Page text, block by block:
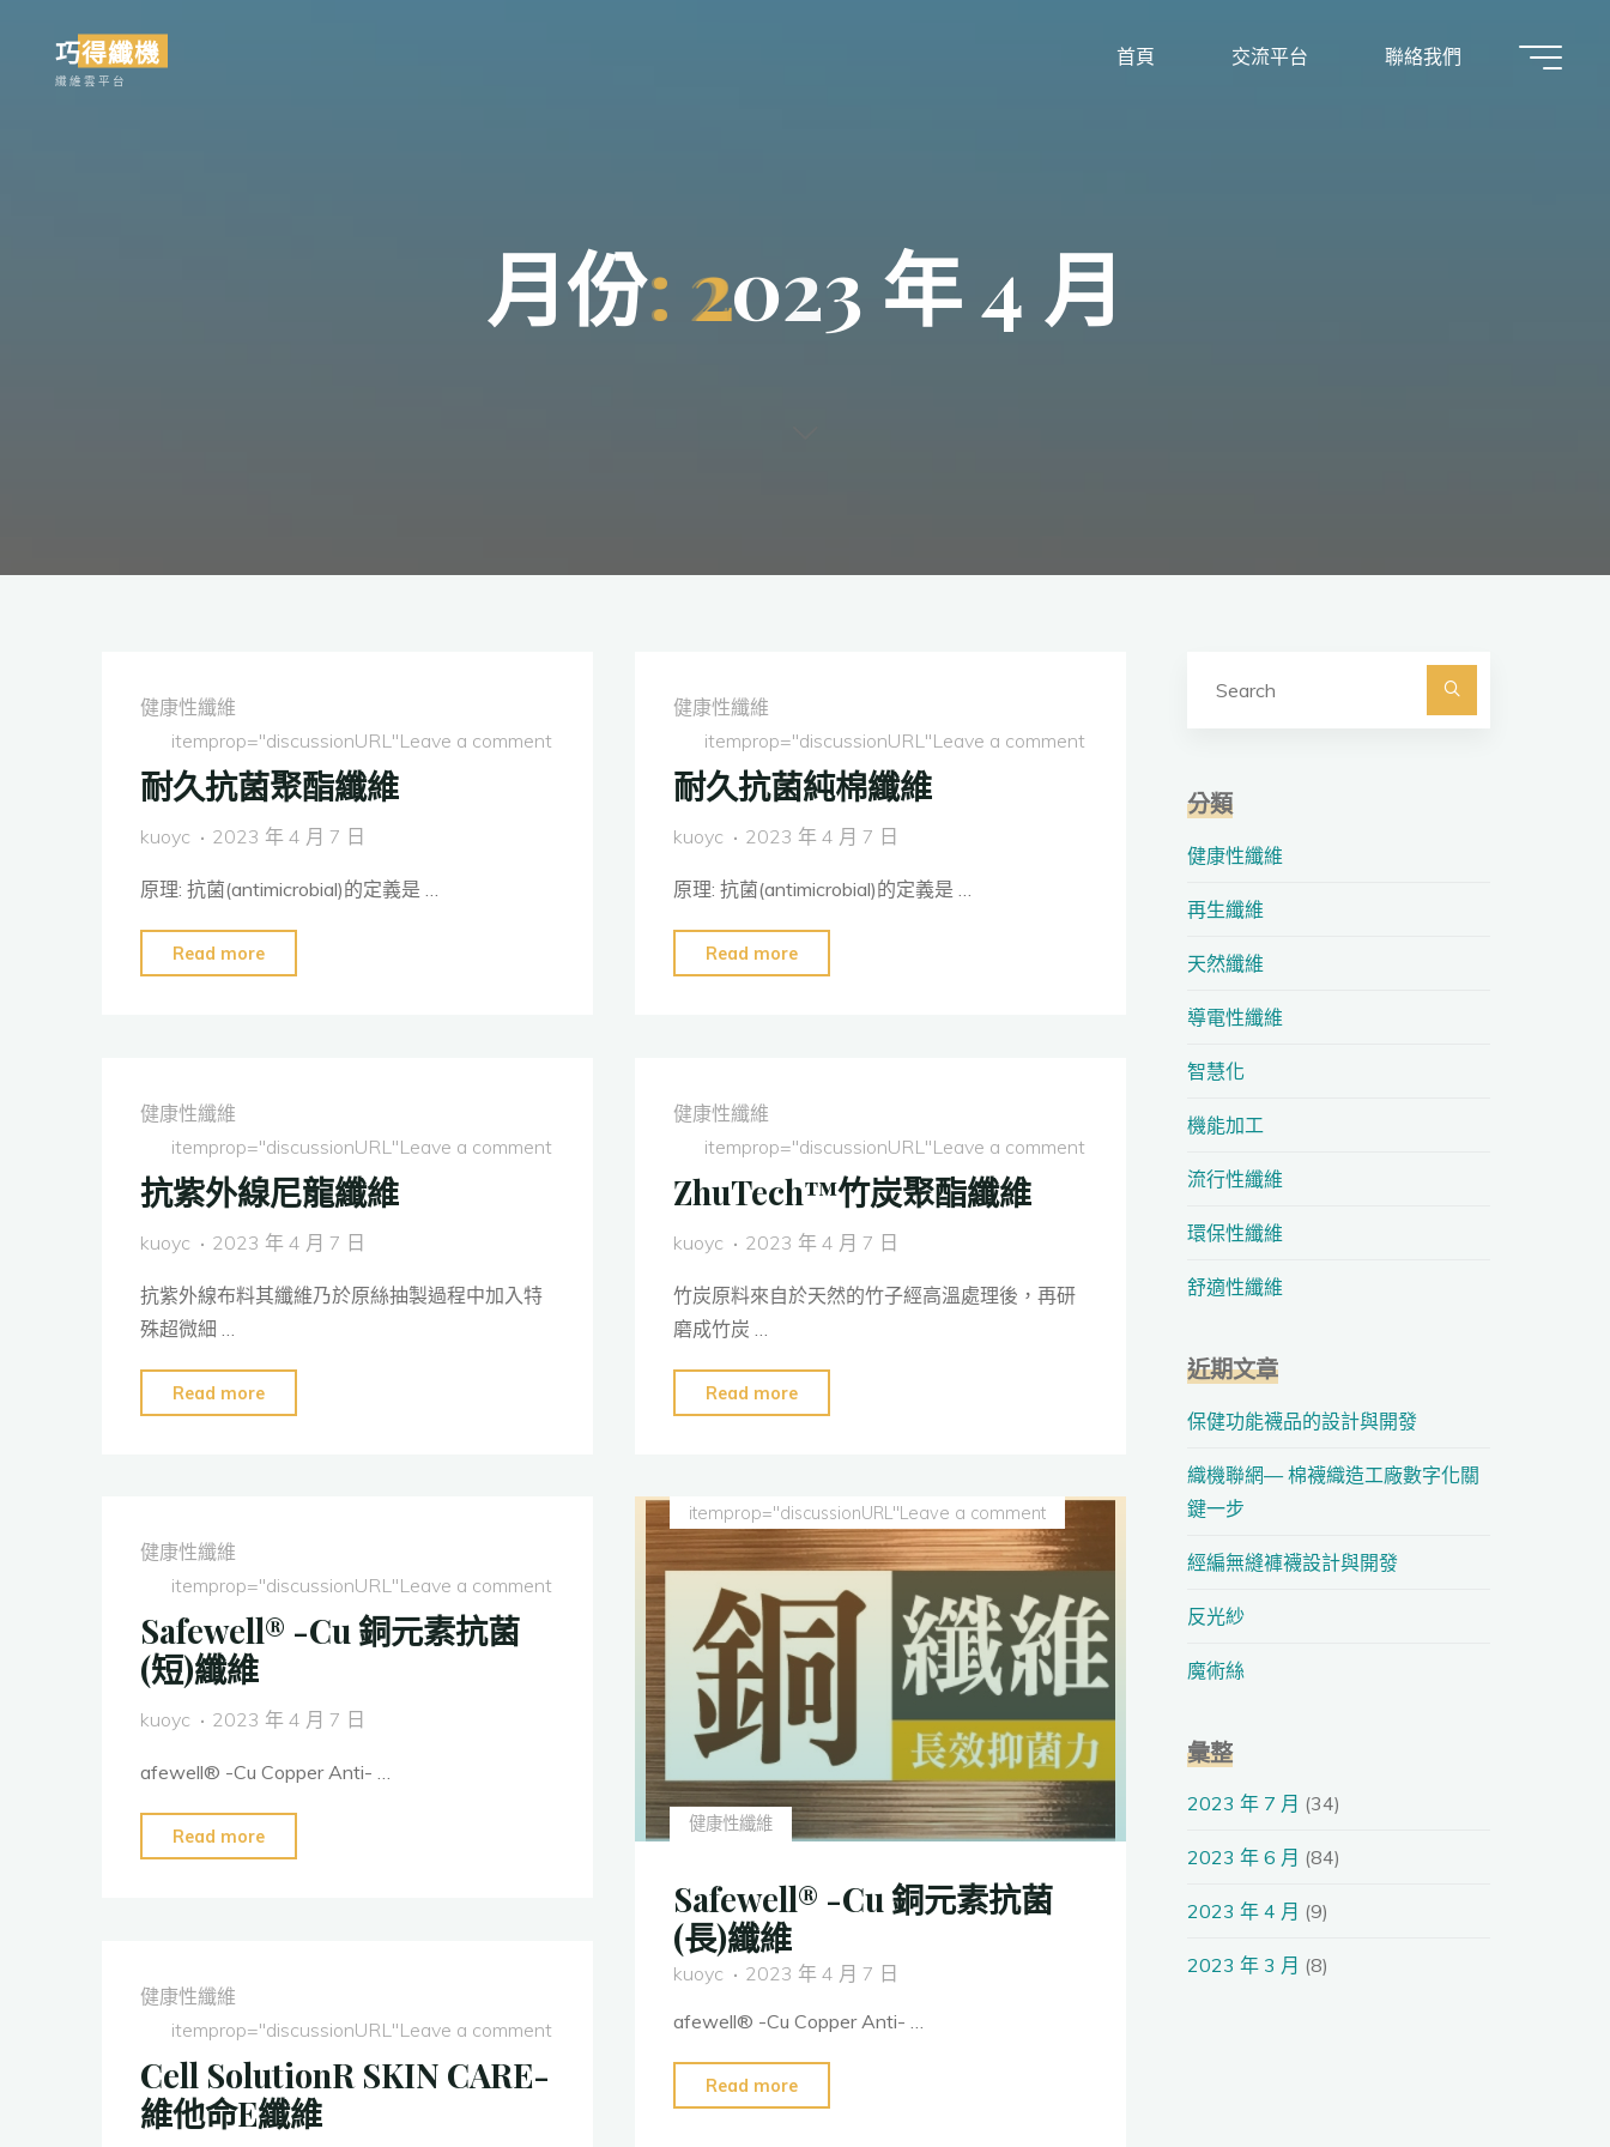
content
巧得纖機
纖維雲平台
首頁 交流平台 聯絡我們
月份:
: 2
2023 年4 月
健康性纖維
itemprop="discussionURL"Leave a comment
耐久抗菌聚酯纖維
kuoyc 2023 年 4 月 7 日
原理: 抗菌(antimicrobial)的定義是 …
Read more
纖
維"
健康性纖維
itemprop="discussionURL"Leave a comment
耐久抗菌純棉纖維
kuoyc 2023 年 4 月 7 日
原理: 抗菌(antimicrobial)的定義是 …
Read more
纖
維"
健康性纖維
itemprop="discussionURL"Leave a comment
抗紫外線尼龍纖維
kuoyc 2023 年 4 月 7 日
抗紫外線布料其纖維乃於原絲抽製過程中加入特
殊超微細 …
Read more
纖
維"
健康性纖維
itemprop="discussionURL"Leave a comment
ZhuTech™竹炭聚酯纖維
kuoyc 2023 年 4 月 7 日
竹炭原料來自於天然的竹子經高溫處理後，再研
磨成竹炭 …
Read more
酯
纖
健康性纖維
itemprop="discussionURL"Leave a comment
Safewell® -Cu 銅元素抗菌
(短)纖維
kuoyc 2023 年 4 月 7 日
afewell® -Cu Copper Anti- …
Read more
抗
菌
(短)
纖
健康性纖維
itemprop="discussionURL"Leave a comment
Safewell® -Cu 銅元素抗菌
(長)纖維
kuoyc
2023 年 4 月 7 日
afewell® -Cu Copper Anti- …
Read more
健康性纖維
itemprop="discussionURL"Leave a comment
Cell SolutionR SKIN CARE-
維他命E纖維
Search
分類
健康性纖維
再生纖維
天然纖維
導電性纖維
智慧化
機能加工
流行性纖維
環保性纖維
舒適性纖維
近期文章
保健功能襪品的設計與開發
織機聯網— 棉襪織造工廠數字化關
鍵一步
經編無縫褲襪設計與開發
反光紗
魔術絲
彙整
2023 年 7 月 (34)
2023 年 6 月 (84)
2023 年 4 月 (9)
2023 年 3 月 (8)